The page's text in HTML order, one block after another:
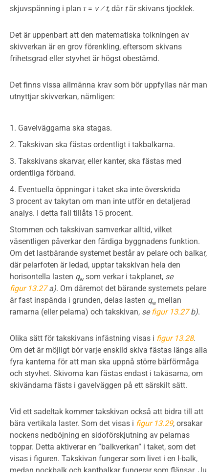
skjuvspänning i plan τ= v ⁄ t, där tär skivans tjocklek.
Det är uppenbart att den matematiska tolkningen av
skivverkan är en grov förenkling, eftersom skivans
frihetsgrad eller styvhet är högst obestämd.
Det finns vissa allmänna krav som bör uppfyllas när man
utnyttjar skivverkan, nämligen:
Gavelväggarna ska stagas.
Takskivan ska fästas ordentligt i takbalkarna.
Takskivans skarvar, eller kanter, ska fästas med
ordentliga förband.
Eventuella öppningar i taket ska inte överskrida
3 procent av takytan om man inte utför en detaljerad
analys. I detta fall tillåts 15 procent.
Stommen och takskivan samverkar alltid, vilket
väsentligen påverkar den färdiga byggnadens funktion.
Om det lastbärande systemet består av pelare och balkar,
där pelarfoten är ledad, upptar takskivan hela den
horisontella lasten qw som verkar i takplanet, se
figur 13.27a). Om däremot det bärande systemets pelare
är fast inspända i grunden, delas lasten qw mellan
ramarna (eller pelarna) och takskivan, sefigur 13.27b).
Olika sätt för takskivans infästning visas i figur 13.28.
Om det är möjligt bör varje enskild skiva fästas längs alla
fyra kanterna för att man ska uppnå större bärförmåga
och styvhet. Skivorna kan fästas endast i takåsarna, om
skivändarna fästs i gavelväggen på ett särskilt sätt.
Vid ett sadeltak kommer takskivan också att bidra till att
bära vertikala laster. Som det visas i figur 13.29, orsakar
nockens nedböjning en sidoförskjutning av pelarnas
toppar. Detta aktiverar en ”balkverkan” i taket, som det
visas i figuren. Takskivan fungerar som livet i en I-balk,